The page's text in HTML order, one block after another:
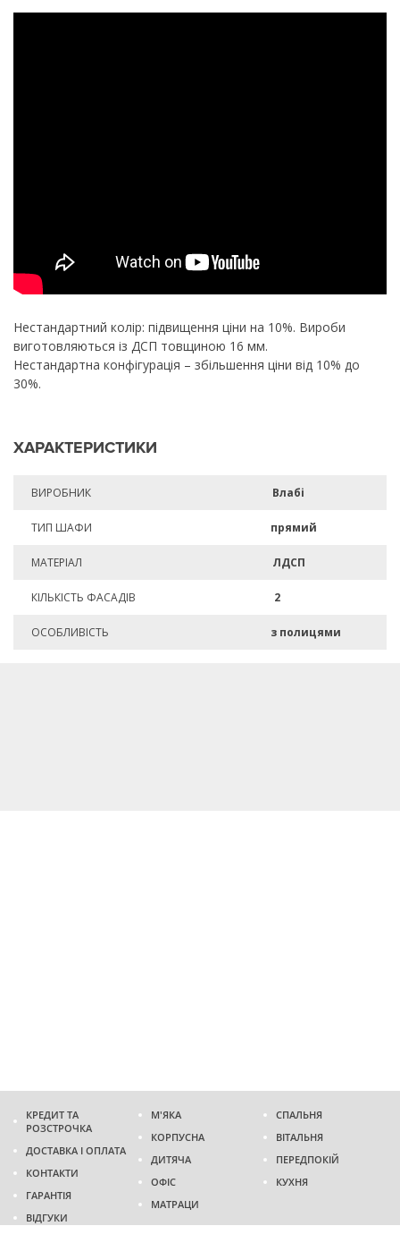
Нестандартний колір: підвищення ціни на 10%. Вироби
виготовляються із ДСП товщиною 16 мм.
Нестандартна конфігурація – збільшення ціни від 10% до
30%.
ХАРАКТЕРИСТИКИ
ВИРОБНИК Влабі
ТИП ШАФИ прямий
МАТЕРІАЛ ЛДСП
КІЛЬКІСТЬ ФАСАДІВ 2
ОСОБЛИВІСТЬ з полицями
КРЕДИТ ТА
РОЗСТРОЧКА
ДОСТАВКА І ОПЛАТА
КОНТАКТИ
ГАРАНТІЯ
ВІДГУКИ
М'ЯКА
КОРПУСНА
ДИТЯЧА
ОФІС
МАТРАЦИ
СПАЛЬНЯ
ВІТАЛЬНЯ
ПЕРЕДПОКІЙ
КУХНЯ